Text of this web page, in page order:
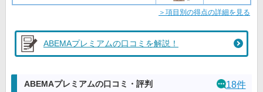
＞項目別の得点の詳細を見る
ABEMAプレミアムの口コミを解説！
ABEMAプレミアムの口コミ・評判 18件